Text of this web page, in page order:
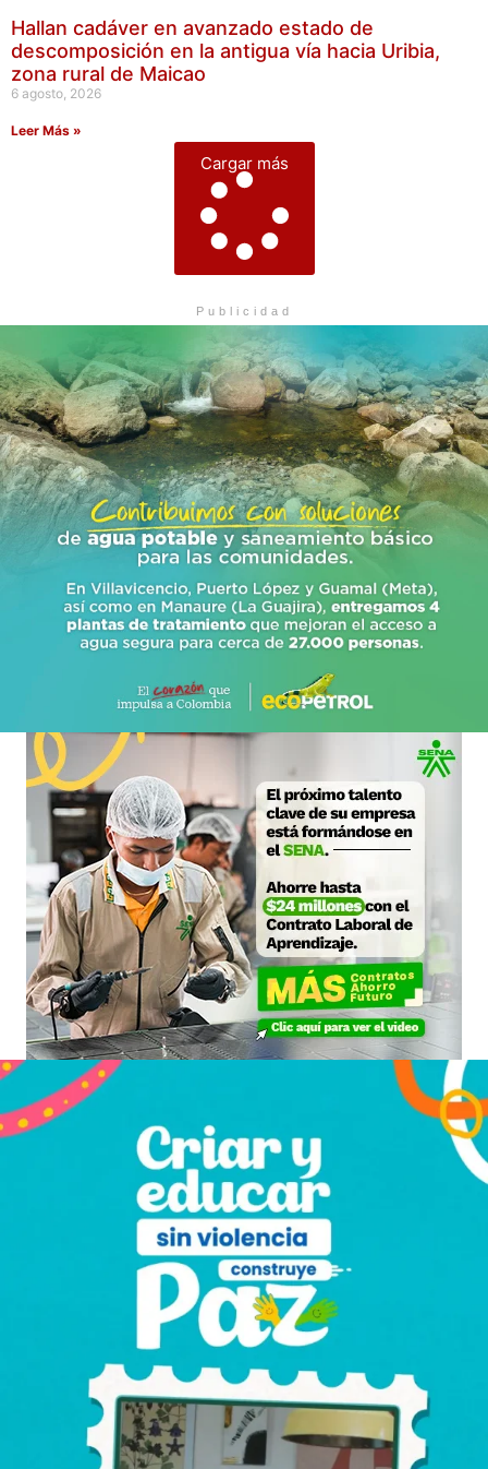
Hallan cadáver en avanzado estado de
descomposición en la antigua vía hacia Uribia,
zona rural de Maicao
6 agosto, 2026
Leer Más »
Cargar más
Publicidad